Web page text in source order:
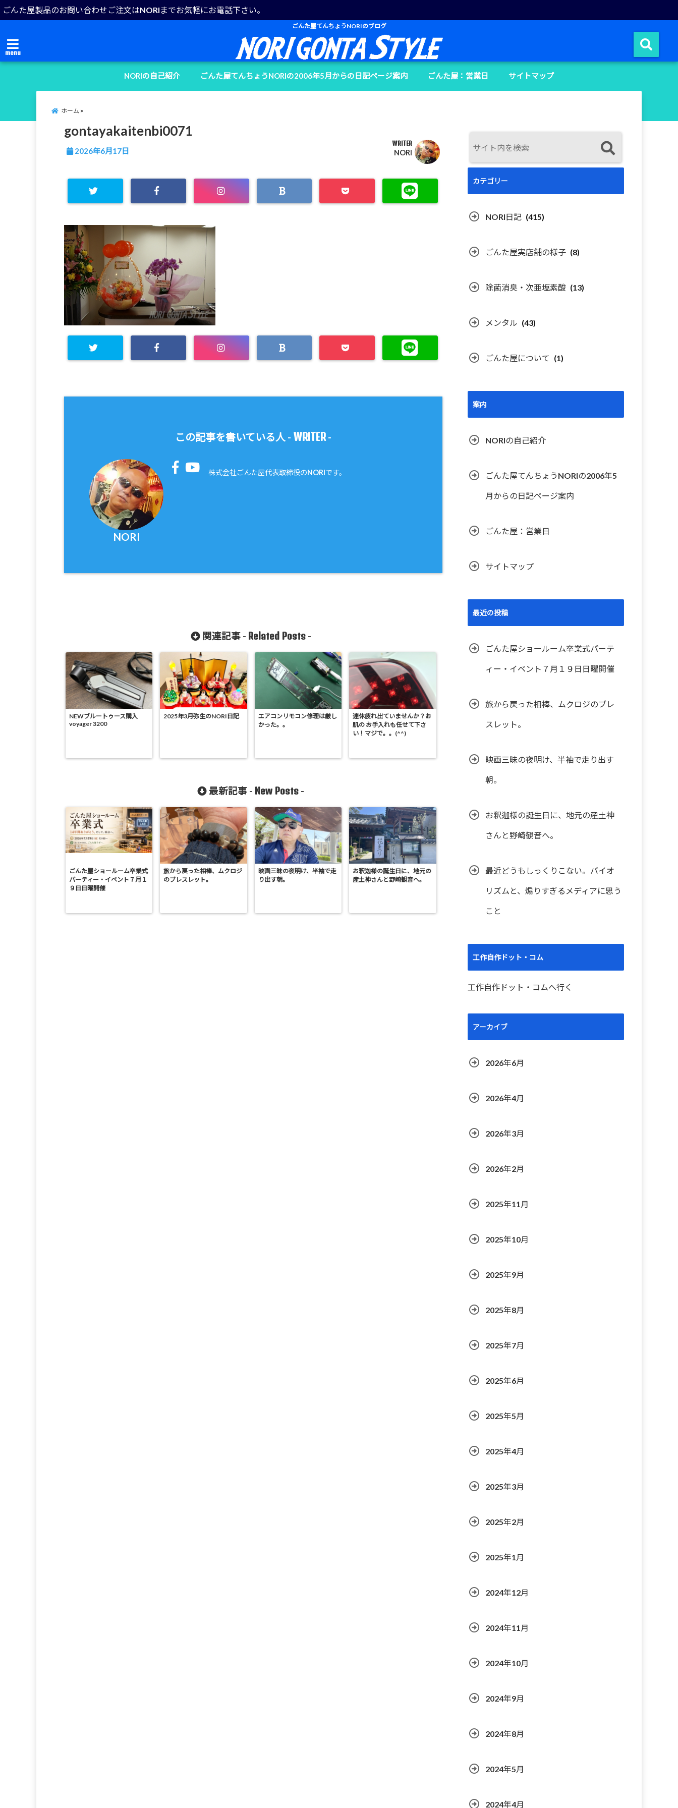
ごんた屋製品のお問い合わせご注文はNORIまでお気軽にお電話下さい。
ごんた屋てんちょうNORIのブログ
menu
NORIの自己紹介 ごんた屋てんちょうNORIの2006年5月からの日記ページ案内 ごんた屋：営業日 サイトマップ
ホーム
gontayakaitenbi0071
2026年6月17日
WRITER
NORI
この記事を書いている人 - WRITER-
NORI
株式会社ごんた屋代表取締役のNORIです。
関連記事 - Related Posts-
NEWブルートゥース購入
voyager 3200
2025年3月弥生のNORI日記
エアコンリモコン修理は厳し
かった。。
連休疲れ出ていませんか？お
肌の お手入れも任せて下さ
い！マジで。。(^^)
最新記事 - New Posts -
ごんた屋ショールーム卒業式
パーティー・イベント７月１
９日日曜開催
旅から戻った相棒、ムクロジ
のブレスレット。
映画三昧の夜明け、半袖で走
り出す朝。
お釈迦様の誕生日に、地元の
産土神さんと野崎観音へ。
カテゴリー
NORI日記 (415)
ごんた屋実店舗の様子 (8)
除菌消臭・次亜塩素酸 (13)
メンタル (43)
ごんた屋について (1)
案内
NORIの自己紹介
ごんた屋てんちょうNORIの2006年5
月からの日記ページ案内
ごんた屋：営業日
サイトマップ
最近の投稿
ごんた屋ショールーム卒業式パーテ
ィー・イベント７月１９日日曜開催
旅から戻った相棒、ムクロジのブレ
スレット。
映画三昧の夜明け、半袖で走り出す
朝。
お釈迦様の誕生日に、地元の産土神
さんと野崎観音へ。
最近どうもしっくりこない。バイオ
リズムと、煽りすぎるメディアに思う
こと
工作自作ドット・コム
工作自作ドット・コムへ行く
アーカイブ
2026年6月
2026年4月
2026年3月
2026年2月
2025年11月
2025年10月
2025年9月
2025年8月
2025年7月
2025年6月
2025年5月
2025年4月
2025年3月
2025年2月
2025年1月
2024年12月
2024年11月
2024年10月
2024年9月
2024年8月
2024年5月
2024年4月